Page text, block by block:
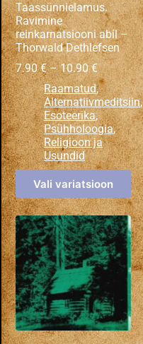
Taassünnielamus.
Ravimine
reinkarnatsiooni abil –
Thorwald Dethlefsen
7.90€ – 10.90€
Raamatud,
Alternatiivmeditsiin,
Esoteerika,
Psühholoogia,
Religioon ja
Usundid
Vali variatsioon